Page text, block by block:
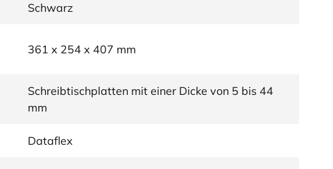
Schwarz
361 x 254 x 407 mm
Schreibtischplatten mit einer Dicke von 5 bis 44
mm
Dataflex